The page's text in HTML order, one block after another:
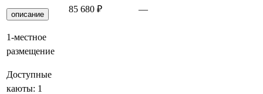
описание
1-местное
размещение
Доступные
каюты: 1
85 680 ₽ —